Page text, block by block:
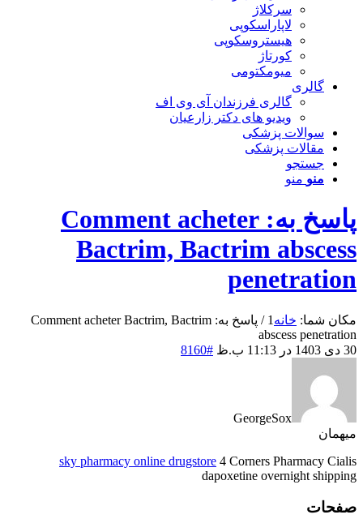
سرکلاژ
لاپاراسکوپی
هیستروسکوپی
کورتاژ
میومکتومی
گالری
گالری فرزندان آی وی اف
ویدیو های دکتر زارعیان
سوالات پزشکی
مقالات پزشکی
جستجو
منو منو
پاسخ به: Comment acheter
Bactrim, Bactrim abscess
penetration
مکان شما: خانه 1
/
پاسخ به: Comment acheter Bactrim, Bactrim
abscess penetration
30 دی 1403 در 11:13 ب.ظ
#8160
GeorgeSox
میهمان
sky pharmacy online drugstore 4 Corners Pharmacy Cialis
dapoxetine overnight shipping
صفحات